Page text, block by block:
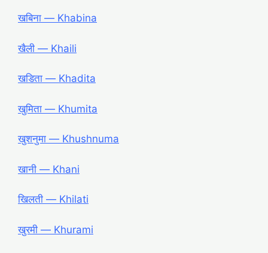
खबिना ― Khabina
खैली ― Khaili
खडिता ― Khadita
खुमिता ― Khumita
खुशनुमा ― Khushnuma
खानी ― Khani
खिलती ― Khilati
खुरमी ― Khurami